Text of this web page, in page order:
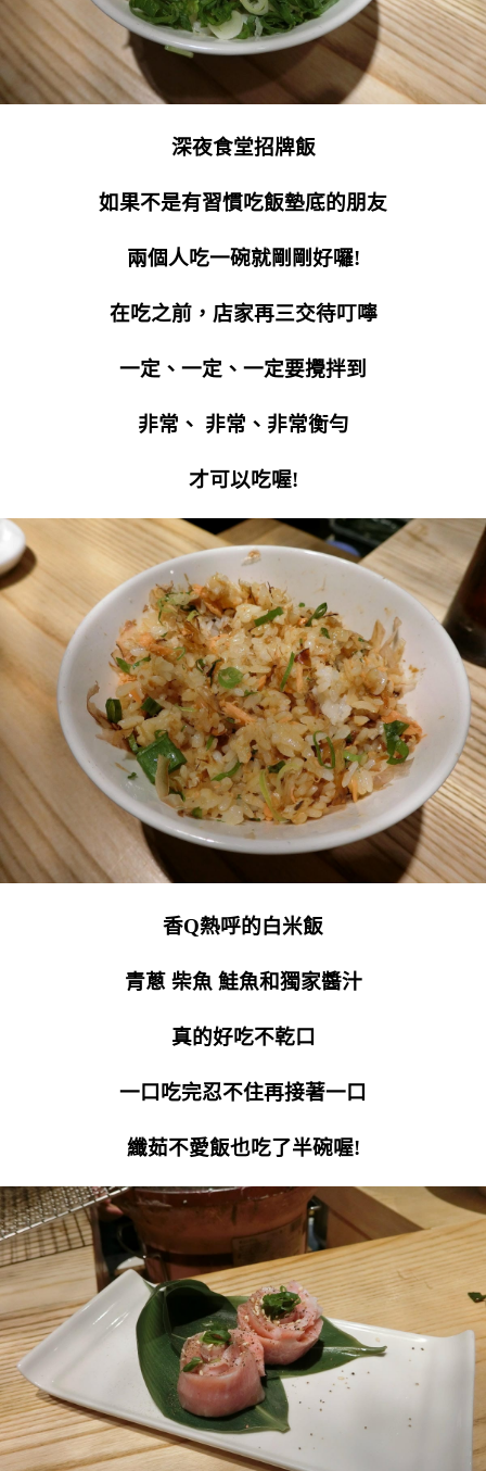
深夜食堂招牌飯
如果不是有習慣吃飯墊底的朋友
兩個人吃一碗就剛剛好囉!
在吃之前，店家再三交待叮嚀
一定、一定、一定要攪拌到
非常、 非常、非常衡勻
才可以吃喔!
香Q熱呼的白米飯
青蔥 柴魚 鮭魚和獨家醬汁
真的好吃不乾口
一口吃完忍不住再接著一口
纖茹不愛飯也吃了半碗喔!